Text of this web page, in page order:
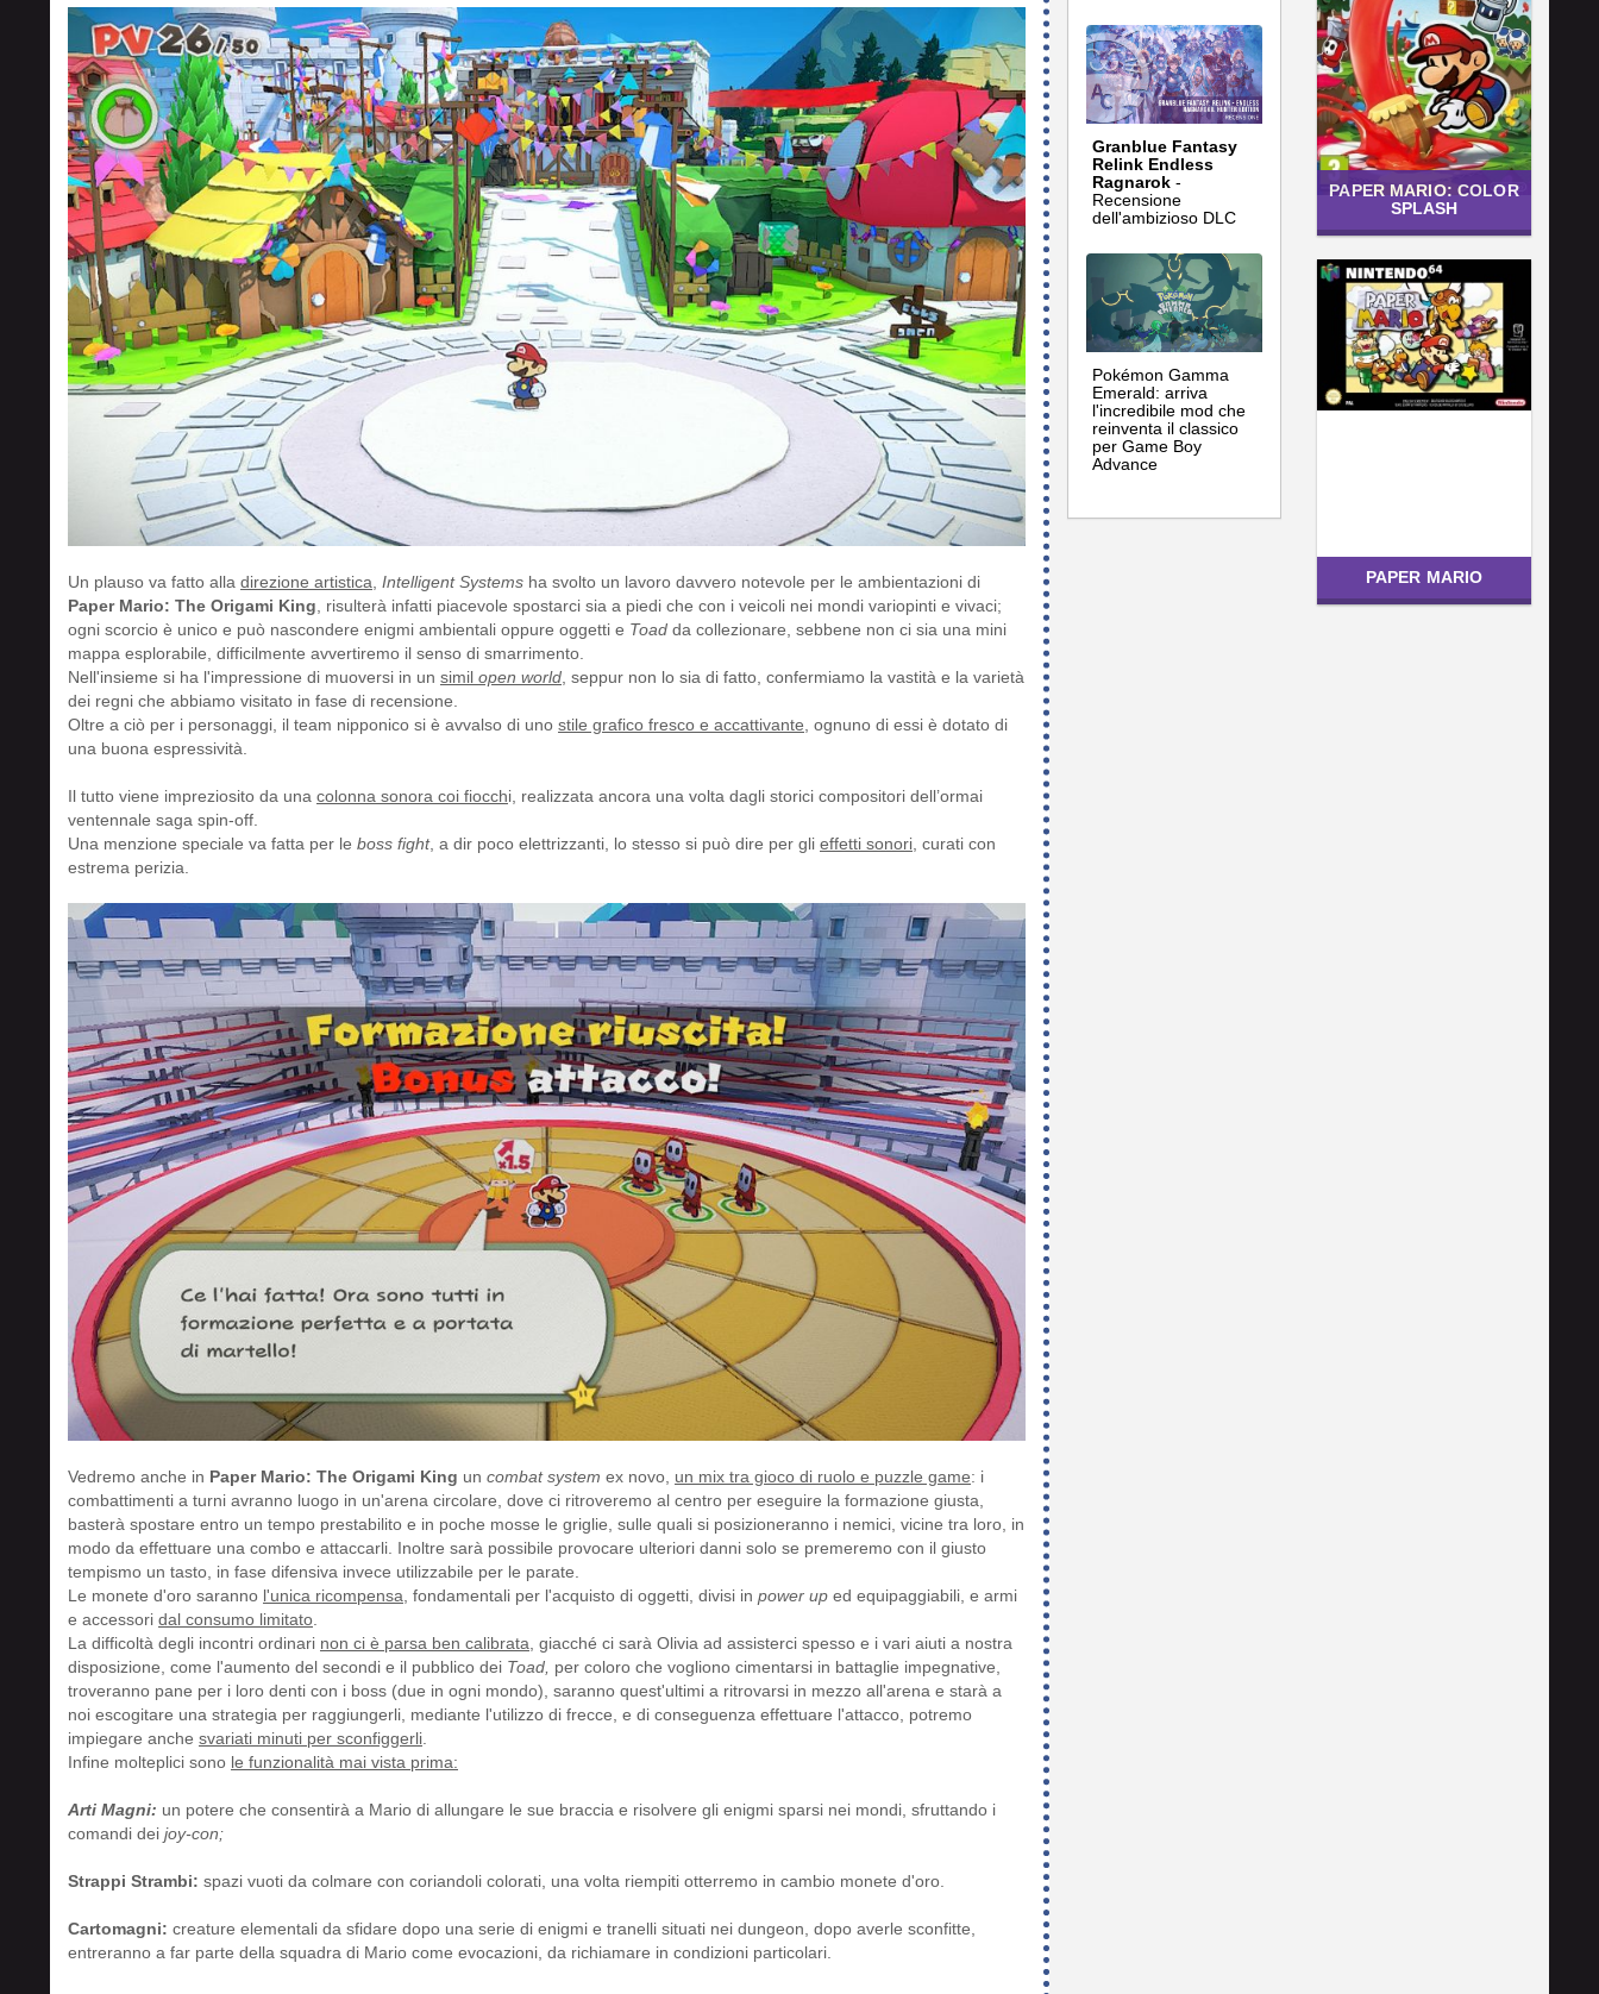
Un plauso va fatto alla direzione artistica Intelligent Systems ha svolto un lavoro davvero notevole per le ambientazioni di
Paper Mario: The Origami King , risulterà infatti piacevole spostarci sia a piedi che con i veicoli nei mondi variopinti e vivaci;
ogni scorcio è unico e può nascondere enigmi ambientali oppure oggetti e Toad da collezionare, sebbene non ci sia una mini
mappa esplorabile, difficilmente avvertiremo il senso di smarrimento.
Nell'insieme si ha l'impressione di muoversi in un simil open world , seppur non lo sia di fatto, confermiamo la vastità e la varietà
dei regni che abbiamo visitato in fase di recensione.
Oltre a ciò per i personaggi, il team nipponico si è avvalso di uno stile grafico fresco e accattivante , ognuno di essi è dotato di
una buona espressività.
Il tutto viene impreziosito da una colonna sonora coi fiocchi, realizzata ancora una volta dagli storici compositori dell’ormai
ventennale saga spin-off.
Una menzione speciale va fatta per le boss fight, a dir poco elettrizzanti, lo stesso si può dire per gli effetti sonori , curati con
estrema perizia.
Vedremo anche in Paper Mario: The Origami King un combat system ex novo, un mix tra gioco di ruolo e puzzle game: i
combattimenti a turni avranno luogo in un'arena circolare, dove ci ritroveremo al centro per eseguire la formazione giusta,
basterà spostare entro un tempo prestabilito e in poche mosse le griglie, sulle quali si posizioneranno i nemici, vicine tra loro, in
modo da effettuare una combo e attaccarli. Inoltre sarà possibile provocare ulteriori danni solo se premeremo con il giusto
tempismo un tasto, in fase difensiva invece utilizzabile per le parate.
Le monete d'oro saranno l'unica ricompensa , fondamentali per l'acquisto di oggetti, divisi in power up ed equipaggiabili, e armi
e accessori dal consumo limitato
La difficoltà degli incontri ordinari non ci è parsa ben calibrata , giacché ci sarà Olivia ad assisterci spesso e i vari aiuti a nostra
disposizione, come l'aumento del secondi e il pubblico dei Toad, per coloro che vogliono cimentarsi in battaglie impegnative,
troveranno pane per i loro denti con i boss (due in ogni mondo), saranno quest'ultimi a ritrovarsi in mezzo all'arena e starà a
noi escogitare una strategia per raggiungerli, mediante l'utilizzo di frecce, e di conseguenza effettuare l'attacco, potremo
impiegare anche svariati minuti per sconfiggerli
Infine molteplici sono le funzionalità mai vista prima:
Arti Magni: un potere che consentirà a Mario di allungare le sue braccia e risolvere gli enigmi sparsi nei mondi, sfruttando i
comandi dei joy-con;
Strappi Strambi: spazi vuoti da colmare con coriandoli colorati, una volta riempiti otterremo in cambio monete d'oro.
Cartomagni: creature elementali da sfidare dopo una serie di enigmi e tranelli situati nei dungeon, dopo averle sconfitte,
entreranno a far parte della squadra di Mario come evocazioni, da richiamare in condizioni particolari.
Granblue Fantasy
Relink Endless
Ragnarok -
Recensione
dell'ambizioso DLC
Pokémon Gamma
Emerald: arriva
l'incredibile mod che
reinventa il classico
per Game Boy
Advance
PAPER MARIO: COLOR
SPLASH
PAPER MARIO